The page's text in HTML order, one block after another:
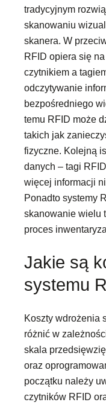
tradycyjnym
skanowaniu
skanera. W
RFID opiera się
czytnikiem a
odczytywanie
bezpośredniego
temu RFID może
takich jak
fizyczne. Kolejną
danych – tagi
więcej informacji
Ponadto systemy
skanowanie wielu
proces
Jakie są
systemu
Koszty wdrożenia
różnić w
skala
oraz
początku należy
czytników RFID